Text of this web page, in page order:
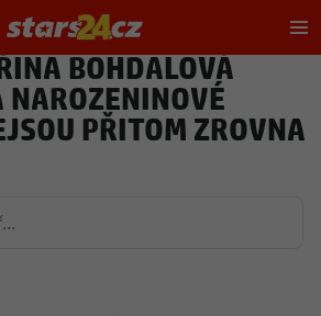
BOHDALOVÁ
PŘITOM ZROVNA